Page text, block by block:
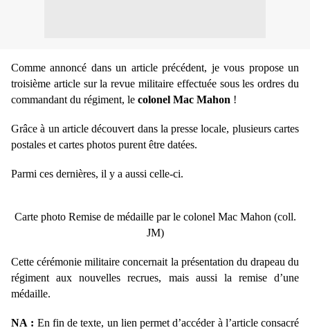
Comme annoncé dans un article précédent, je vous propose un
troisième article sur la revue militaire effectuée sous les ordres du
commandant du régiment, le colonel Mac Mahon !
Grâce à un article découvert dans la presse locale, plusieurs cartes
postales et cartes photos purent être datées.
Parmi ces dernières, il y a aussi celle-ci.
Carte photo Remise de médaille par le colonel Mac Mahon (coll.
JM)
Cette cérémonie militaire concernait la présentation du drapeau du
régiment aux nouvelles recrues, mais aussi la remise d’une
médaille.
NA : En fin de texte, un lien permet d’accéder à l’article consacré